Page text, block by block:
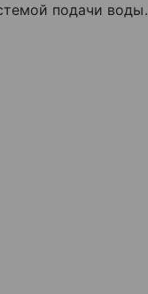
подачи воды.